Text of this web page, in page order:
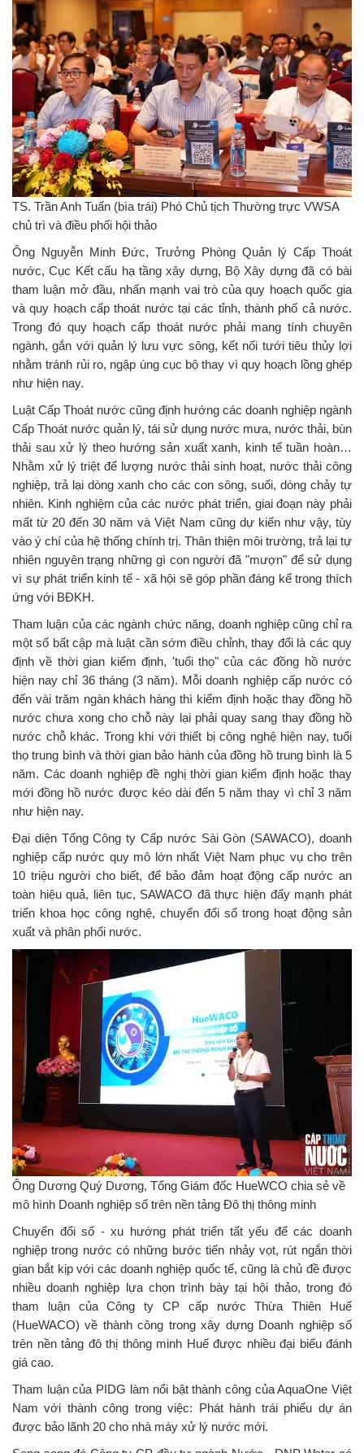
TS. Trần Anh Tuấn (bìa trái) Phó Chủ tịch Thường trực VWSA
chủ trì và điều phối hội thảo
Ông Nguyễn Minh Đức, Trưởng Phòng Quản lý Cấp Thoát
nước, Cục Kết cấu hạ tầng xây dựng, Bộ Xây dựng đã có bài
tham luận mở đầu, nhấn mạnh vai trò của quy hoạch quốc gia
và quy hoạch cấp thoát nước tại các tỉnh, thành phố cả nước.
Trong đó quy hoạch cấp thoát nước phải mang tính chuyên
ngành, gắn với quản lý lưu vực sông, kết nối tưới tiêu thủy lợi
nhằm tránh rủi ro, ngập úng cục bộ thay vì quy hoạch lồng ghép
như hiện nay.
Luật Cấp Thoát nước cũng định hướng các doanh nghiệp ngành
Cấp Thoát nước quản lý, tái sử dụng nước mưa, nước thải, bùn
thải sau xử lý theo hướng sản xuất xanh, kinh tế tuần hoàn…
Nhằm xử lý triệt để lượng nước thải sinh hoạt, nước thải công
nghiệp, trả lại dòng xanh cho các con sông, suối, dòng chảy tự
nhiên. Kinh nghiệm của các nước phát triển, giai đoạn này phải
mất từ 20 đến 30 năm và Việt Nam cũng dự kiến như vậy, tùy
vào ý chí của hệ thống chính trị. Thân thiện môi trường, trả lại tự
nhiên nguyên trạng những gì con người đã "mượn" để sử dụng
vì sự phát triển kinh tế - xã hội sẽ góp phần đáng kể trong thích
ứng với BĐKH.
Tham luận của các ngành chức năng, doanh nghiệp cũng chỉ ra
một số bất cập mà luật cần sớm điều chỉnh, thay đổi là các quy
định về thời gian kiểm định, 'tuổi thọ" của các đồng hồ nước
hiện nay chỉ 36 tháng (3 năm). Mỗi doanh nghiệp cấp nước có
đến vài trăm ngàn khách hàng thì kiểm định hoặc thay đồng hồ
nước chưa xong cho chỗ này lại phải quay sang thay đồng hồ
nước chỗ khác. Trong khi với thiết bị công nghệ hiện nay, tuổi
thọ trung bình và thời gian bảo hành của đồng hồ trung bình là 5
năm. Các doanh nghiệp đề nghị thời gian kiểm định hoặc thay
mới đồng hồ nước được kéo dài đến 5 năm thay vì chỉ 3 năm
như hiện nay.
Đại diện Tổng Công ty Cấp nước Sài Gòn (SAWACO), doanh
nghiệp cấp nước quy mô lớn nhất Việt Nam phục vụ cho trên
10 triệu người cho biết, để bảo đảm hoạt động cấp nước an
toàn hiệu quả, liên tục, SAWACO đã thực hiện đẩy mạnh phát
triển khoa học công nghệ, chuyển đổi số trong hoạt động sản
xuất và phân phối nước.
Ông Dương Quý Dương, Tổng Giám đốc HueWCO chia sẻ về
mô hình Doanh nghiệp số trên nền tảng Đô thị thông minh
Chuyển đổi số - xu hướng phát triển tất yếu để các doanh
nghiệp trong nước có những bước tiến nhảy vọt, rút ngắn thời
gian bắt kịp với các doanh nghiệp quốc tế, cũng là chủ đề được
nhiều doanh nghiệp lựa chọn trình bày tại hội thảo, trong đó
tham luận của Công ty CP cấp nước Thừa Thiên Huế
(HueWACO) về thành công trong xây dựng Doanh nghiệp số
trên nền tảng đô thị thông minh Huế được nhiều đại biểu đánh
giá cao.
Tham luận của PIDG làm nổi bật thành công của AquaOne Việt
Nam với thành công trong việc: Phát hành trái phiếu dự án
được bảo lãnh 20 cho nhà máy xử lý nước mới.